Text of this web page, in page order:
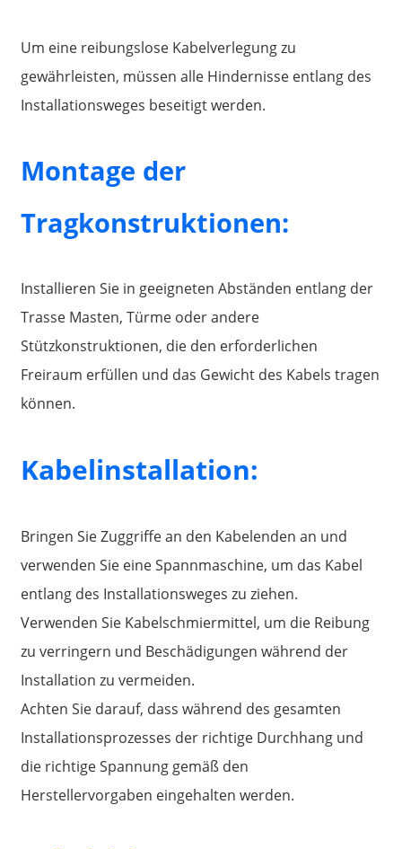
Um eine reibungslose Kabelverlegung zu
gewährleisten, müssen alle Hindernisse entlang des
Installationsweges beseitigt werden.
Montage der
Tragkonstruktionen:
Installieren Sie in geeigneten Abständen entlang der
Trasse Masten, Türme oder andere
Stützkonstruktionen, die den erforderlichen
Freiraum erfüllen und das Gewicht des Kabels tragen
können.
Kabelinstallation:
Bringen Sie Zuggriffe an den Kabelenden an und
verwenden Sie eine Spannmaschine, um das Kabel
entlang des Installationsweges zu ziehen.
Verwenden Sie Kabelschmiermittel, um die Reibung
zu verringern und Beschädigungen während der
Installation zu vermeiden.
Achten Sie darauf, dass während des gesamten
Installationsprozesses der richtige Durchhang und
die richtige Spannung gemäß den
Herstellervorgaben eingehalten werden.